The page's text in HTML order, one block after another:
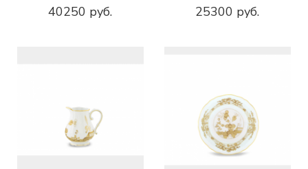
40250 руб.
25300 руб.